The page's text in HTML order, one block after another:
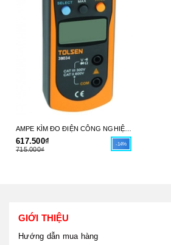
AMPE KÌM ĐO ĐIỆN CÔNG NGHIỆP TOLSEN 38034 - HÀNG CHÍNH HÃNG
617.500₫
715.000₫
-14%
GIỚI THIỆU
Hướng dẫn mua hàng